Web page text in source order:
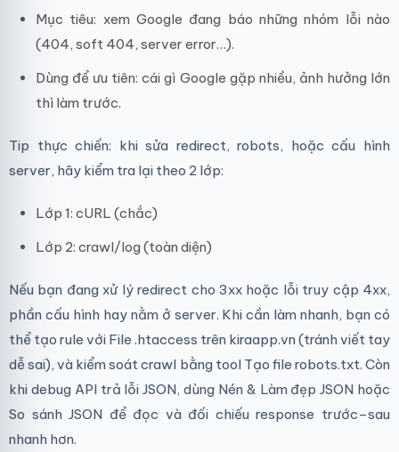
Mục tiêu: xem Google đang báo những nhóm lỗi nào
(404, soft 404, server error…).
Dùng để ưu tiên: cái gì Google gặp nhiều, ảnh hưởng lớn
thì làm trước.
Tip thực chiến: khi sửa redirect, robots, hoặc cấu hình
server, hãy kiểm tra lại theo 2 lớp:
Lớp 1: cURL (chắc)
Lớp 2: crawl/log (toàn diện)
Nếu bạn đang xử lý redirect cho 3xx hoặc lỗi truy cập 4xx,
phần cấu hình hay nằm ở server. Khi cần làm nhanh, bạn có
thể tạo rule với File .htaccess trên kiraapp.vn (tránh viết tay
dễ sai), và kiểm soát crawl bằng tool Tạo file robots.txt. Còn
khi debug API trả lỗi JSON, dùng Nén & Làm đẹp JSON hoặc
So sánh JSON để đọc và đối chiếu response trước–sau
nhanh hơn.